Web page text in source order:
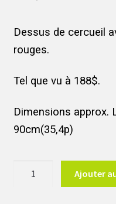
Dessus de cercueil
rouges.
Tel que vu à 188$.
Dimensions approx.
90cm(35,4p)
Ajouter